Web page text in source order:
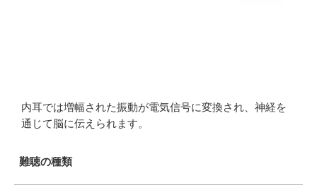
内耳では増幅された振動が電気信号に変換され、神経を
通じて脳に伝えられます。
難聴の種類